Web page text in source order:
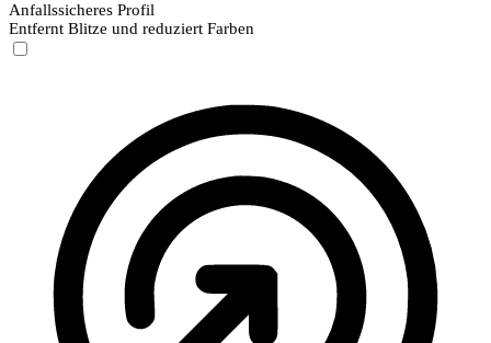
Anfallssicheres Profil
Entfernt Blitze und reduziert Farben